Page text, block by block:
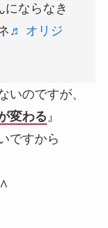
にならなき
♬ オリジ
いのですが、
変わる 』
ですから